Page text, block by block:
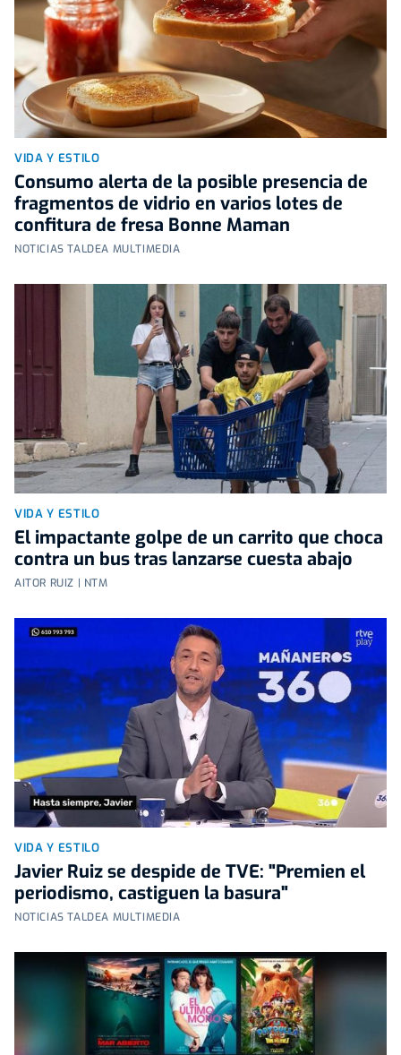
VIDA Y ESTILO
Consumo alerta de la posible presencia de
fragmentos de vidrio en varios lotes de
confitura de fresa Bonne Maman
NOTICIAS TALDEA MULTIMEDIA
VIDA Y ESTILO
El impactante golpe de un carrito que choca
contra un bus tras lanzarse cuesta abajo
AITOR RUIZ | NTM
VIDA Y ESTILO
Javier Ruiz se despide de TVE: "Premien el
periodismo, castiguen la basura"
NOTICIAS TALDEA MULTIMEDIA